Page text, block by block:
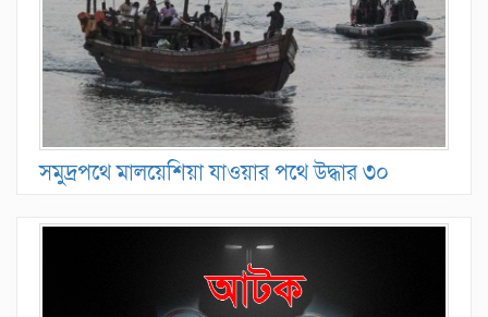
সমুদ্রপথে মালয়েশিয়া যাওয়ার পথে উদ্ধার ৩০